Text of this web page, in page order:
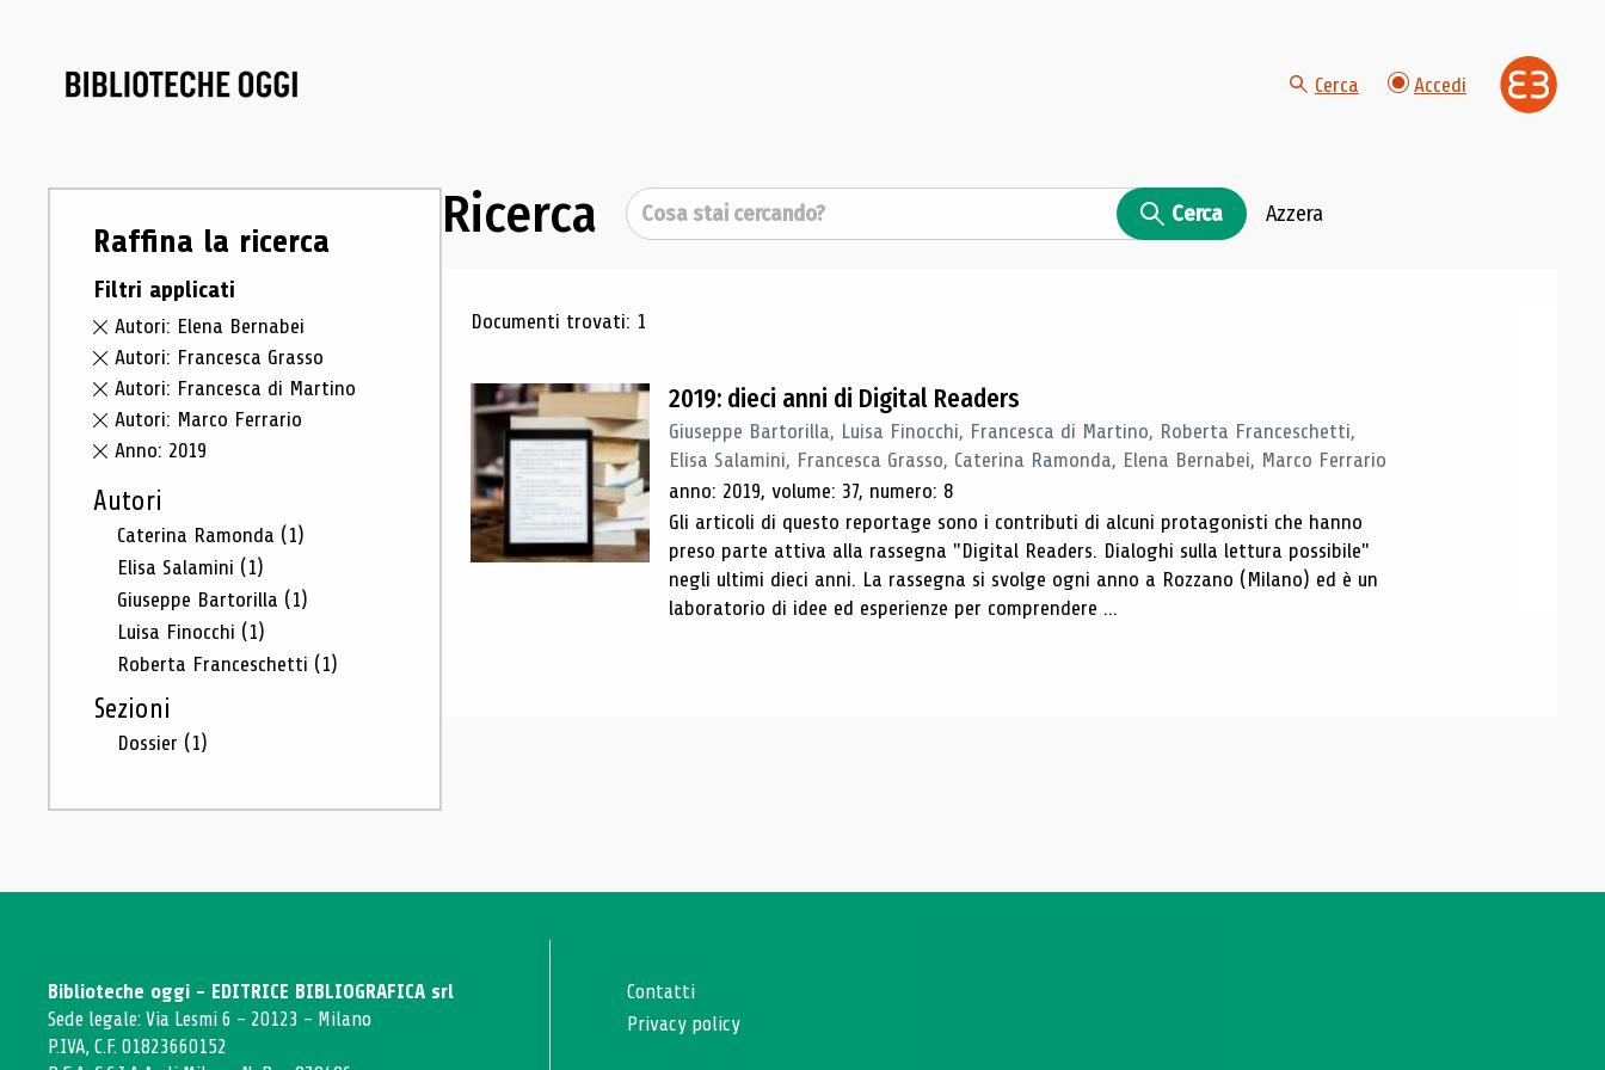
Cerca Accedi
Raffina la ricerca
Filtri applicati
Autori: Elena Bernabei
Autori: Francesca Grasso
Autori: Francesca di Martino
Autori: Marco Ferrario
Anno: 2019
Autori
Caterina Ramonda (1)
Elisa Salamini (1)
Giuseppe Bartorilla (1)
Luisa Finocchi (1)
Roberta Franceschetti (1)
Sezioni
Dossier (1)
Ricerca Cerca Cerca Azzera
Risultati di ricerca
Documenti trovati: 1
2019: dieci anni di Digital Readers
Giuseppe Bartorilla, Luisa Finocchi, Francesca di Martino, Roberta Franceschetti,
Elisa Salamini, Francesca Grasso, Caterina Ramonda, Elena Bernabei, Marco Ferrario
anno: 2019, volume: 37, numero: 8
Gli articoli di questo reportage sono i contributi di alcuni protagonisti che hanno
preso parte attiva alla rassegna "Digital Readers. Dialoghi sulla lettura possibile"
negli ultimi dieci anni. La rassegna si svolge ogni anno a Rozzano (Milano) ed è un
laboratorio di idee ed esperienze per comprendere ...
Biblioteche oggi - EDITRICE BIBLIOGRAFICA srl
Sede legale: Via Lesmi 6 - 20123 - Milano
P.IVA, C.F. 01823660152
Contatti
Privacy policy